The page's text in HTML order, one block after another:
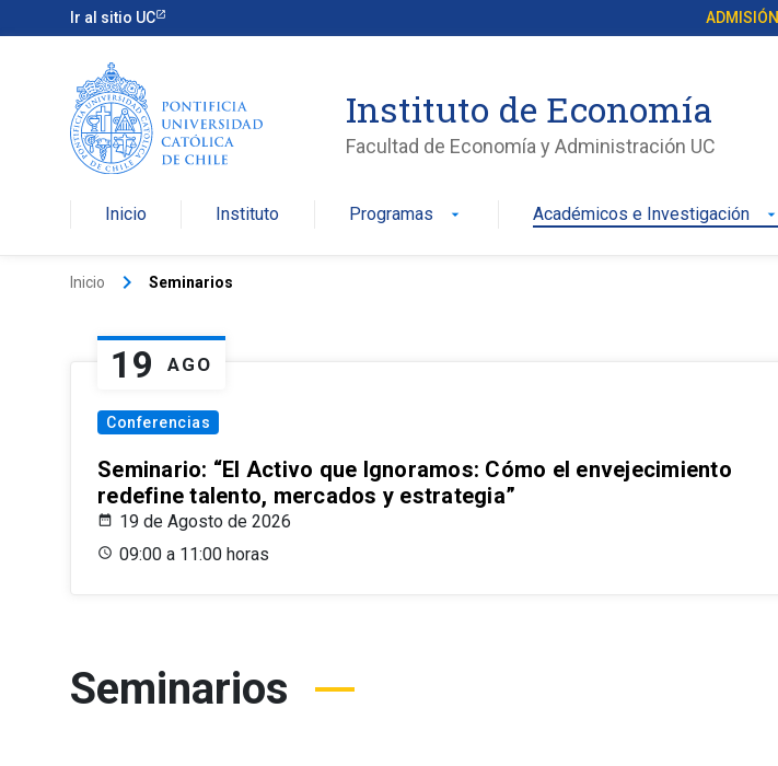
Ir al sitio UC ADMISIÓN
Instituto de Economía
Facultad de Economía y Administración UC
Inicio Instituto Programas arrow_drop_down Académicos e Investigación arrow_drop_down
Inicio keyboard_arrow_right Seminarios
19 AGO
Conferencias
Seminario: “El Activo que Ignoramos: Cómo el envejecimiento
redefine talento, mercados y estrategia”
19 de Agosto de 2026
09:00 a 11:00 horas
Seminarios